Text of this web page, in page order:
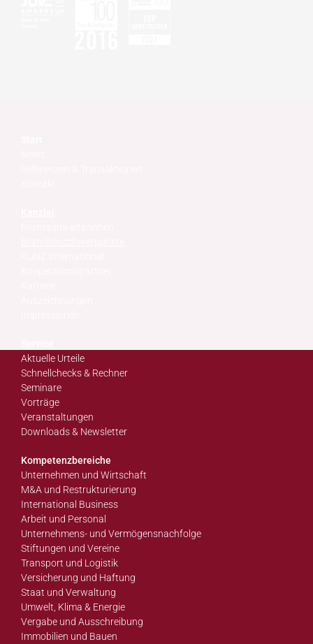
Aktuelle Urteile
Schnellchecks & Rechner
Seminare
Vorträge
Veranstaltungen
Downloads & Newsletter
Kompetenzbereiche
Unternehmen und Wirtschaft
M&A und Restrukturierung
International Business
Arbeit und Personal
Unternehmens- und Vermögensnachfolge
Stiftungen und Vereine
Transport und Logistik
Versicherung und Haftung
Staat und Verwaltung
Umwelt, Klima & Energie
Vergabe und Ausschreibung
Immobilien und Bauen